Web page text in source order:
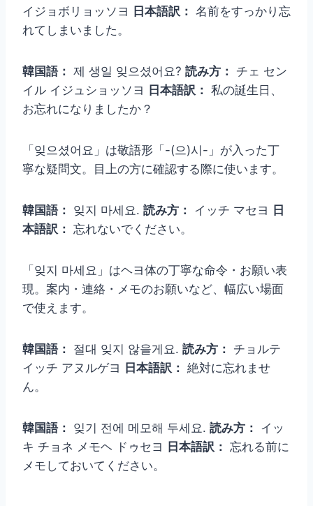
イジョボリョッソヨ 日本語訳： 名前をすっかり忘
れてしまいました。
韓国語： 제 생일 잊으셨어요? 読み方： チェ セン
イル イジュショッソヨ 日本語訳： 私の誕生日、
お忘れになりましたか？
「잊으셨어요」は敬語形「-(으)시-」が入った丁
寧な疑問文。目上の方に確認する際に使います。
韓国語： 잊지 마세요. 読み方： イッチ マセヨ 日
本語訳： 忘れないでください。
「잊지 마세요」はヘヨ体の丁寧な命令・お願い表
現。案内・連絡・メモのお願いなど、幅広い場面
で使えます。
韓国語： 절대 잊지 않을게요. 読み方： チョルテ
イッチ アヌルゲヨ 日本語訳： 絶対に忘れませ
ん。
韓国語： 잊기 전에 메모해 두세요. 読み方： イッ
キ チョネ メモヘ ドゥセヨ 日本語訳： 忘れる前に
メモしておいてください。